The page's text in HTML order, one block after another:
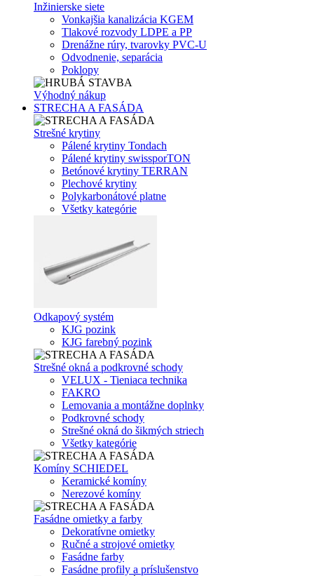
Inžinierske siete
Vonkajšia kanalizácia KGEM
Tlakové rozvody LDPE a PP
Drenážne rúry, tvarovky PVC-U
Odvodnenie, separácia
Poklopy
Výhodný nákup
STRECHA A FASÁDA
Strešné krytiny
Pálené krytiny Tondach
Pálené krytiny swissporTON
Betónové krytiny TERRAN
Plechové krytiny
Polykarbonátové platne
Všetky kategórie
Odkapový systém
KJG pozink
KJG farebný pozink
Strešné okná a podkrovné schody
VELUX - Tieniaca technika
FAKRO
Lemovania a montážne doplnky
Podkrovné schody
Strešné okná do šikmých striech
Všetky kategórie
Komíny SCHIEDEL
Keramické komíny
Nerezové komíny
Fasádne omietky a farby
Dekoratívne omietky
Ručné a strojové omietky
Fasádne farby
Fasádne profily a príslušenstvo